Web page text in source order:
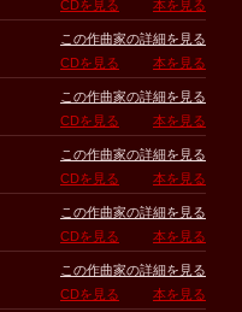
CDを見る
本を見る
この作曲家の詳細を見る
CDを見る
本を見る
この作曲家の詳細を見る
CDを見る
本を見る
この作曲家の詳細を見る
CDを見る
本を見る
この作曲家の詳細を見る
CDを見る
本を見る
この作曲家の詳細を見る
CDを見る
本を見る